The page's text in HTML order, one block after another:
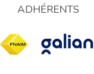
ADHÉRENTS